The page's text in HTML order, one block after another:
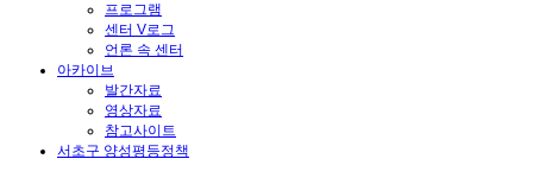
프로그램
센터 V로그
언론 속 센터
아카이브
발간자료
영상자료
참고사이트
서초구 양성평등정책